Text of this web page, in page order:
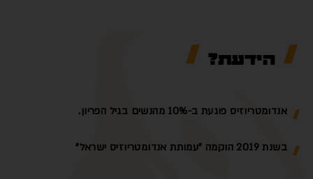
הידעת?
אנדומטריוזיס פוגעת ב-10% מהנשים בגיל הפריון.
בשנת 2019 הוקמה "עמותת אנדומטריוזיס ישראל"